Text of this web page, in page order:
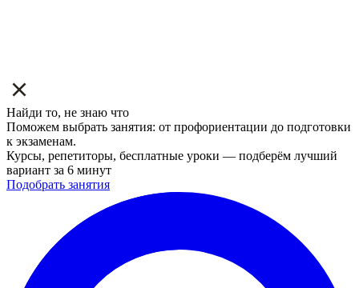
Найди то, не знаю что
Поможем выбрать занятия: от профориентации до подготовки
к экзаменам.
Курсы, репетиторы, бесплатные уроки — подберём лучший
вариант за 6 минут
Подобрать занятия